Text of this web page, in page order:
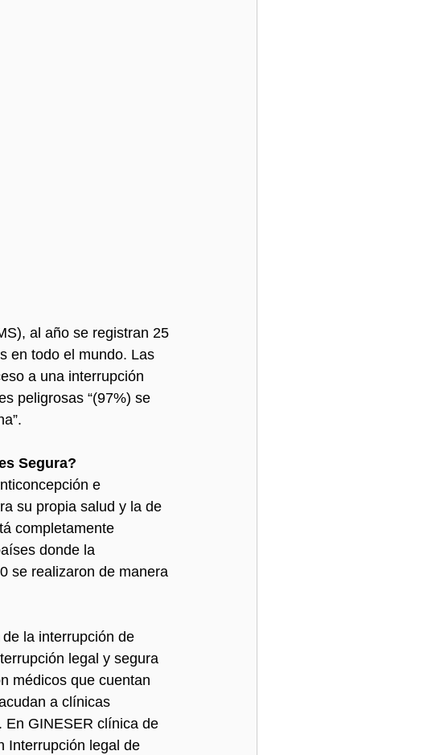
al año se registran 25
en todo el mundo. Las
a una interrupción
peligrosas “(97%) se
Segura?
e
su propia salud y la de
completamente
donde la
se realizaron de manera
la interrupción de
legal y segura
médicos que cuentan
a clínicas
En GINESER clínica de
Interrupción legal de